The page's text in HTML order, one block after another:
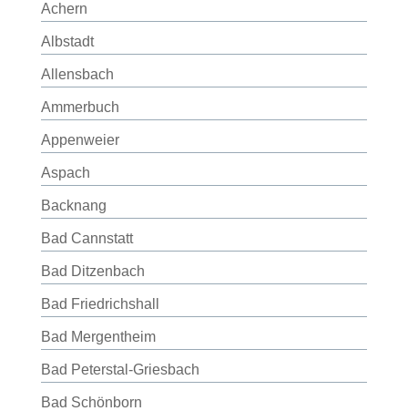
Achern
Albstadt
Allensbach
Ammerbuch
Appenweier
Aspach
Backnang
Bad Cannstatt
Bad Ditzenbach
Bad Friedrichshall
Bad Mergentheim
Bad Peterstal-Griesbach
Bad Schönborn